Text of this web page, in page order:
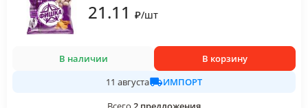
21.11 ₽/шт
В наличии
В корзину
11 августа
ИМПОРТ